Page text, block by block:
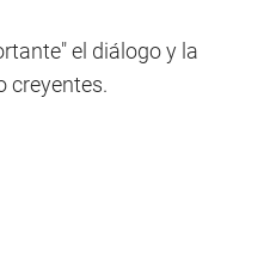
el diálogo y la
creyentes.